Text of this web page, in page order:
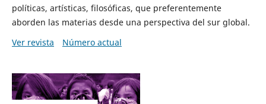
políticas, artísticas, filosóficas, que preferentemente
aborden las materias desde una perspectiva del sur global.
Ver revista
Número actual